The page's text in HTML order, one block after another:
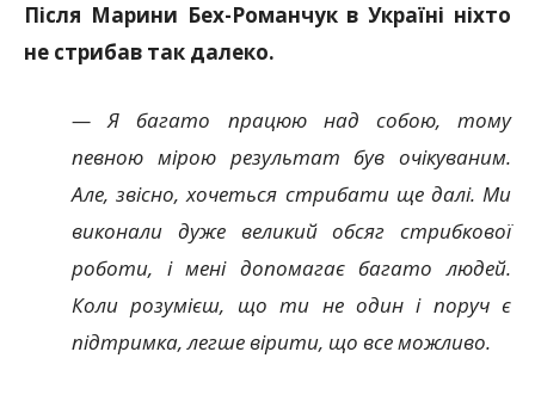
Після Марини Бех-Романчук в Україні ніхто
не стрибав так далеко.
— Я багато працюю над собою, тому
певною мірою результат був очікуваним.
Але, звісно, хочеться стрибати ще далі. Ми
виконали дуже великий обсяг стрибкової
роботи, і мені допомагає багато людей.
Коли розумієш, що ти не один і поруч є
підтримка, легше вірити, що все можливо.